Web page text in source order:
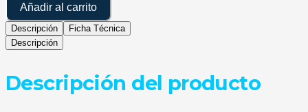
Añadir al carrito
Descripción
Ficha Técnica
Descripción
Descripción del producto